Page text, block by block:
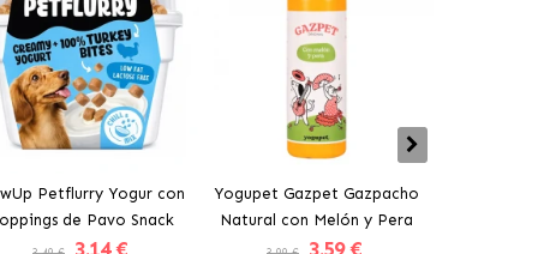
Petflurry Yogur con
de Pavo Snack
para Perros
Yogupet Gazpet Gazpacho
Natural con Melón y Pera
para Perros y Gatos